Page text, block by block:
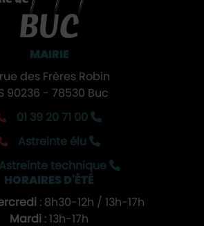
MAIRIE
des Frères Robin
90236 - 78530 Buc
01 39 20 71 00
Astreinte élu
Astreinte technique
HORAIRES D'ÉTÉ
: 8h30-12h / 13h-17h
Mardi : 13h-17h